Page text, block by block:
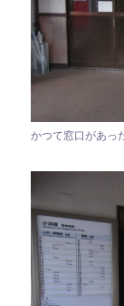
かつて窓口があっ